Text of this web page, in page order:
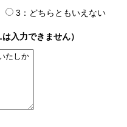
3：どちらともいえない
入力できません）